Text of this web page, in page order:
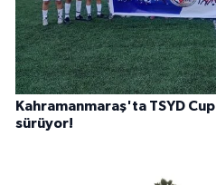
Kahramanmaraş'ta TSYD
sürüyor!